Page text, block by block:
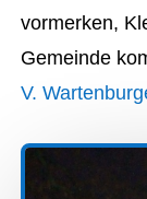
vormerken,
Gemeinde
V.